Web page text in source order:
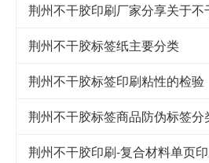
荆州不干胶印刷厂家分享关于不
荆州不干胶标签纸主要分类
荆州不干胶标签印刷粘性的检验
荆州不干胶标签商品防伪标签分
荆州不干胶印刷-复合材料单页